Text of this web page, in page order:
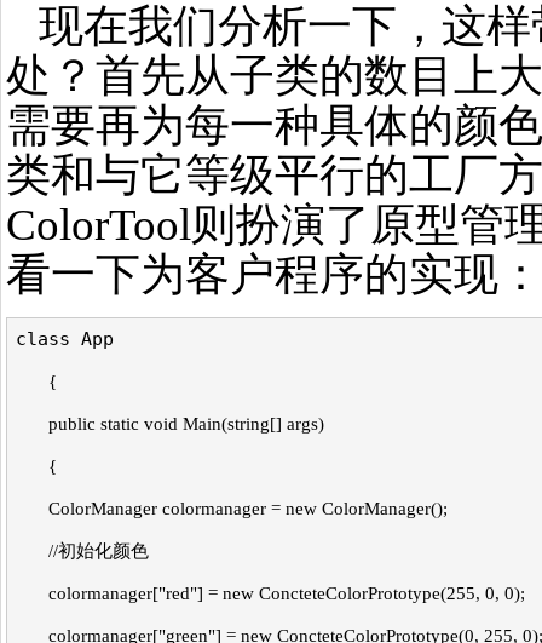
现在我们分析一下，这
处？首先从子类的数目上
需要再为每一种具体的颜
类和与它等级平行的工厂
ColorTool则扮演了原型管
看一下为客户程序的实现：
class App
{
public static void Main(string[] args)
{
ColorManager colormanager = new ColorManager();
//初始化颜色
colormanager["red"] = new ConcteteColorPrototype(255, 0, 0);
colormanager["green"] = new ConcteteColorPrototype(0, 255, 0);